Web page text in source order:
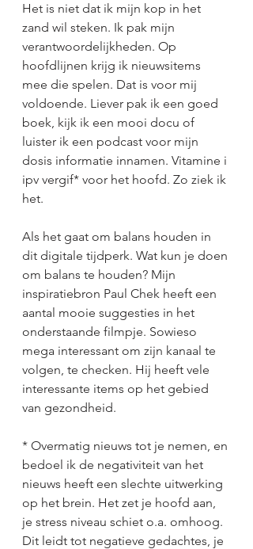
Het is niet dat ik mijn kop in het
zand wil steken. Ik pak mijn
verantwoordelijkheden. Op
hoofdlijnen krijg ik nieuwsitems
mee die spelen. Dat is voor mij
voldoende. Liever pak ik een goed
boek, kijk ik een mooi docu of
luister ik een podcast voor mijn
dosis informatie innamen. Vitamine i
ipv vergif* voor het hoofd. Zo ziek ik
het.
Als het gaat om balans houden in
dit digitale tijdperk. Wat kun je doen
om balans te houden? Mijn
inspiratiebron Paul Chek heeft een
aantal mooie suggesties in het
onderstaande filmpje. Sowieso
mega interessant om zijn kanaal te
volgen, te checken. Hij heeft vele
interessante items op het gebied
van gezondheid.
* Overmatig nieuws tot je nemen, en
bedoel ik de negativiteit van het
nieuws heeft een slechte uitwerking
op het brein. Het zet je hoofd aan,
je stress niveau schiet o.a. omhoog.
Dit leidt tot negatieve gedachtes, je